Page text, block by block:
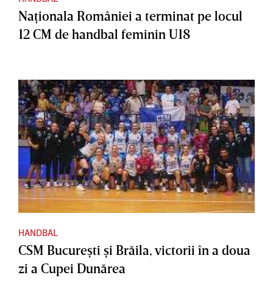
Naţionala României a terminat pe locul
12 CM de handbal feminin U18
HANDBAL
CSM Bucureşti şi Brăila, victorii în a doua
zi a Cupei Dunărea